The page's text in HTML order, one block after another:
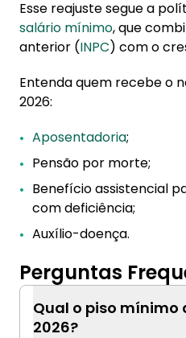
Esse reajuste segue a
salário mínimo, que
anterior (INPC) com o
Entenda quem recebe o
2026:
Aposentadoria;
Pensão por morte;
Benefício assistencial
com deficiência;
Auxílio-doença.
Perguntas
Qual o piso mínimo
2026?